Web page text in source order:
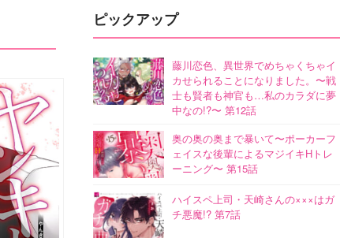
ピックアップ
藤川恋色、異世界でめちゃくちゃイ
カせられることになりました。〜戦
士も賢者も神官も…私のカラダに夢
中なの!?〜 第12話
奥の奥の奥まで暴いて〜ポーカーフ
ェイスな後輩によるマジイキHトレ
ーニング〜 第15話
ハイスペ上司・天崎さんの×××はガ
チ悪魔!? 第7話